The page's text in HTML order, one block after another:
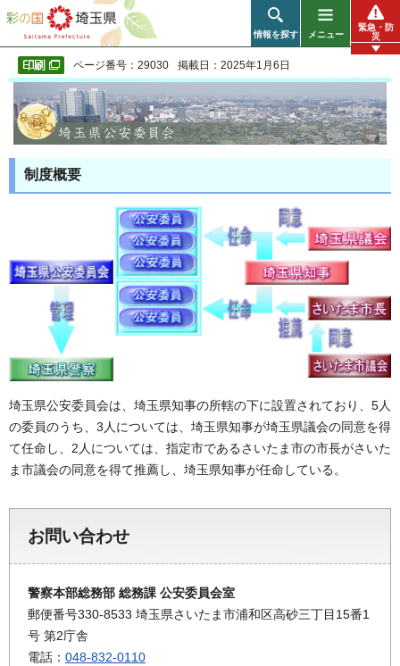
彩の国 埼玉県
情報を探す メニュー
緊急・防
災
ページ番号：29030 掲載日：2025年1月6日
制度概要
埼玉県公安委員会は、埼玉県知事の所轄の下に設置されており、5人
の委員のうち、3人については、埼玉県知事が埼玉県議会の同意を得
て任命し、2人については、指定市であるさいたま市の市長がさいた
ま市議会の同意を得て推薦し、埼玉県知事が任命している。
お問い合わせ
警察本部総務部 総務課 公安委員会室
郵便番号330-8533 埼玉県さいたま市浦和区高砂三丁目15番1
号 第2庁舎
電話： 048-832-0110